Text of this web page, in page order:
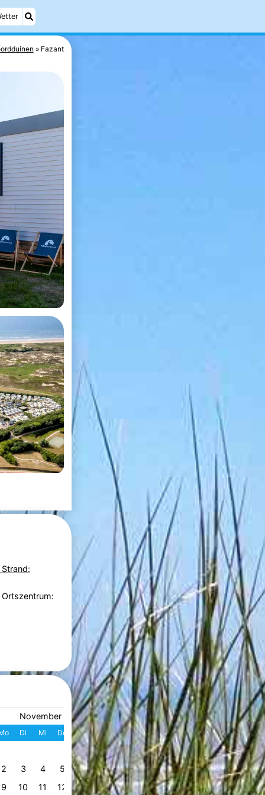
Fazant
November 2026
Di Mi Do Fr Sa So
1
2 3 4 5 6 7 8
9 10 11 12 13 14 15
Dezember 2026
W Mo Di Mi Do Fr
49 1 2 3 4 5
50 7 8 9 10 11
51 14 15 16 17 18